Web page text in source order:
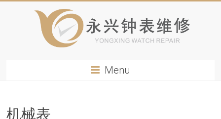
Menu
机械表